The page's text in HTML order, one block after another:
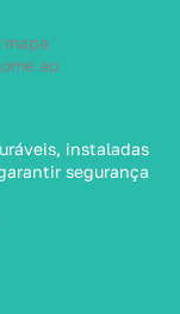
instaladas
segurança